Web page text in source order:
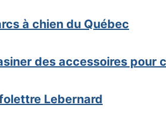
à chien du Québec
des accessoires pour
Lebernard